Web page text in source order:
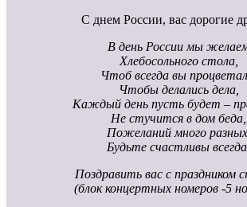
С днем России, вас дорогие
В день России мы
Хлебосольного стола,
Чтоб всегда вы
Чтобы делались дела,
Каждый день пусть будет –
Не стучится в дом беда,
Пожеланий много разных,
Будьте счастливы
Поздравить вас с праздником
(блок концертных номеров -5